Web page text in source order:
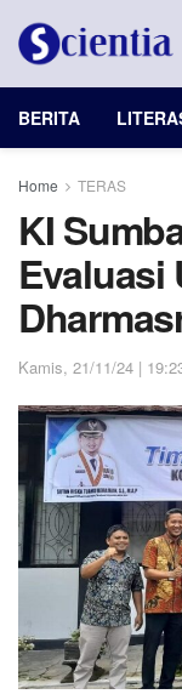
BERITA
Home TERAS
KI
Evaluasi
Kamis, 21/11/24 |